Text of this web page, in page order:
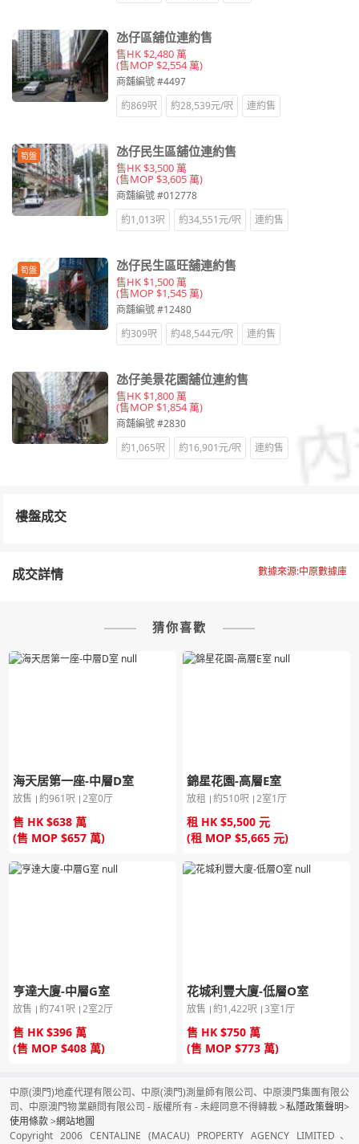
氹仔區舖位連約售
售HK $2,480 萬
(售MOP $2,554 萬)
商舖編號 #4497
約869呎
約28,539元/呎 連約售
筍盤 氹仔民生區舖位連約售
售HK $3,500 萬
(售MOP $3,605 萬)
商舖編號 #012778
約1,013呎
約34,551元/呎 連約售
筍盤 氹仔民生區旺舖連約售
售HK $1,500 萬
(售MOP $1,545 萬)
商舖編號 #12480
約309呎
約48,544元/呎 連約售
氹仔美景花園舖位連約售
售HK $1,800 萬
(售MOP $1,854 萬)
商舖編號 #2830
約1,065呎
約16,901元/呎 連約售
樓盤成交
成交詳情 數據來源:中原數據庫
猜你喜歡
海天居第一座-中層D室
放售 約961呎 2室0厅
售 HK $638 萬
(售 MOP $657 萬)
錦星花園-高層E室
放租 約510呎 2室1厅
租 HK $5,500 元
(租 MOP $5,665 元)
亨達大廈-中層G室
放售 約741呎 2室2厅
售 HK $396 萬
(售 MOP $408 萬)
花城利豐大廈-低層O室
放售 約1,422呎 3室1厅
售 HK $750 萬
(售 MOP $773 萬)
中原(澳門)地產代理有限公司、中原(澳門)測量師有限公司、中原澳門集團有限公
司、中原澳門物業顧問有限公司 - 版權所有 - 未經同意不得轉載 >私隱政策聲明>
使用條款>網站地圖
Copyright 2006 CENTALINE (MACAU) PROPERTY AGENCY LIMITED、